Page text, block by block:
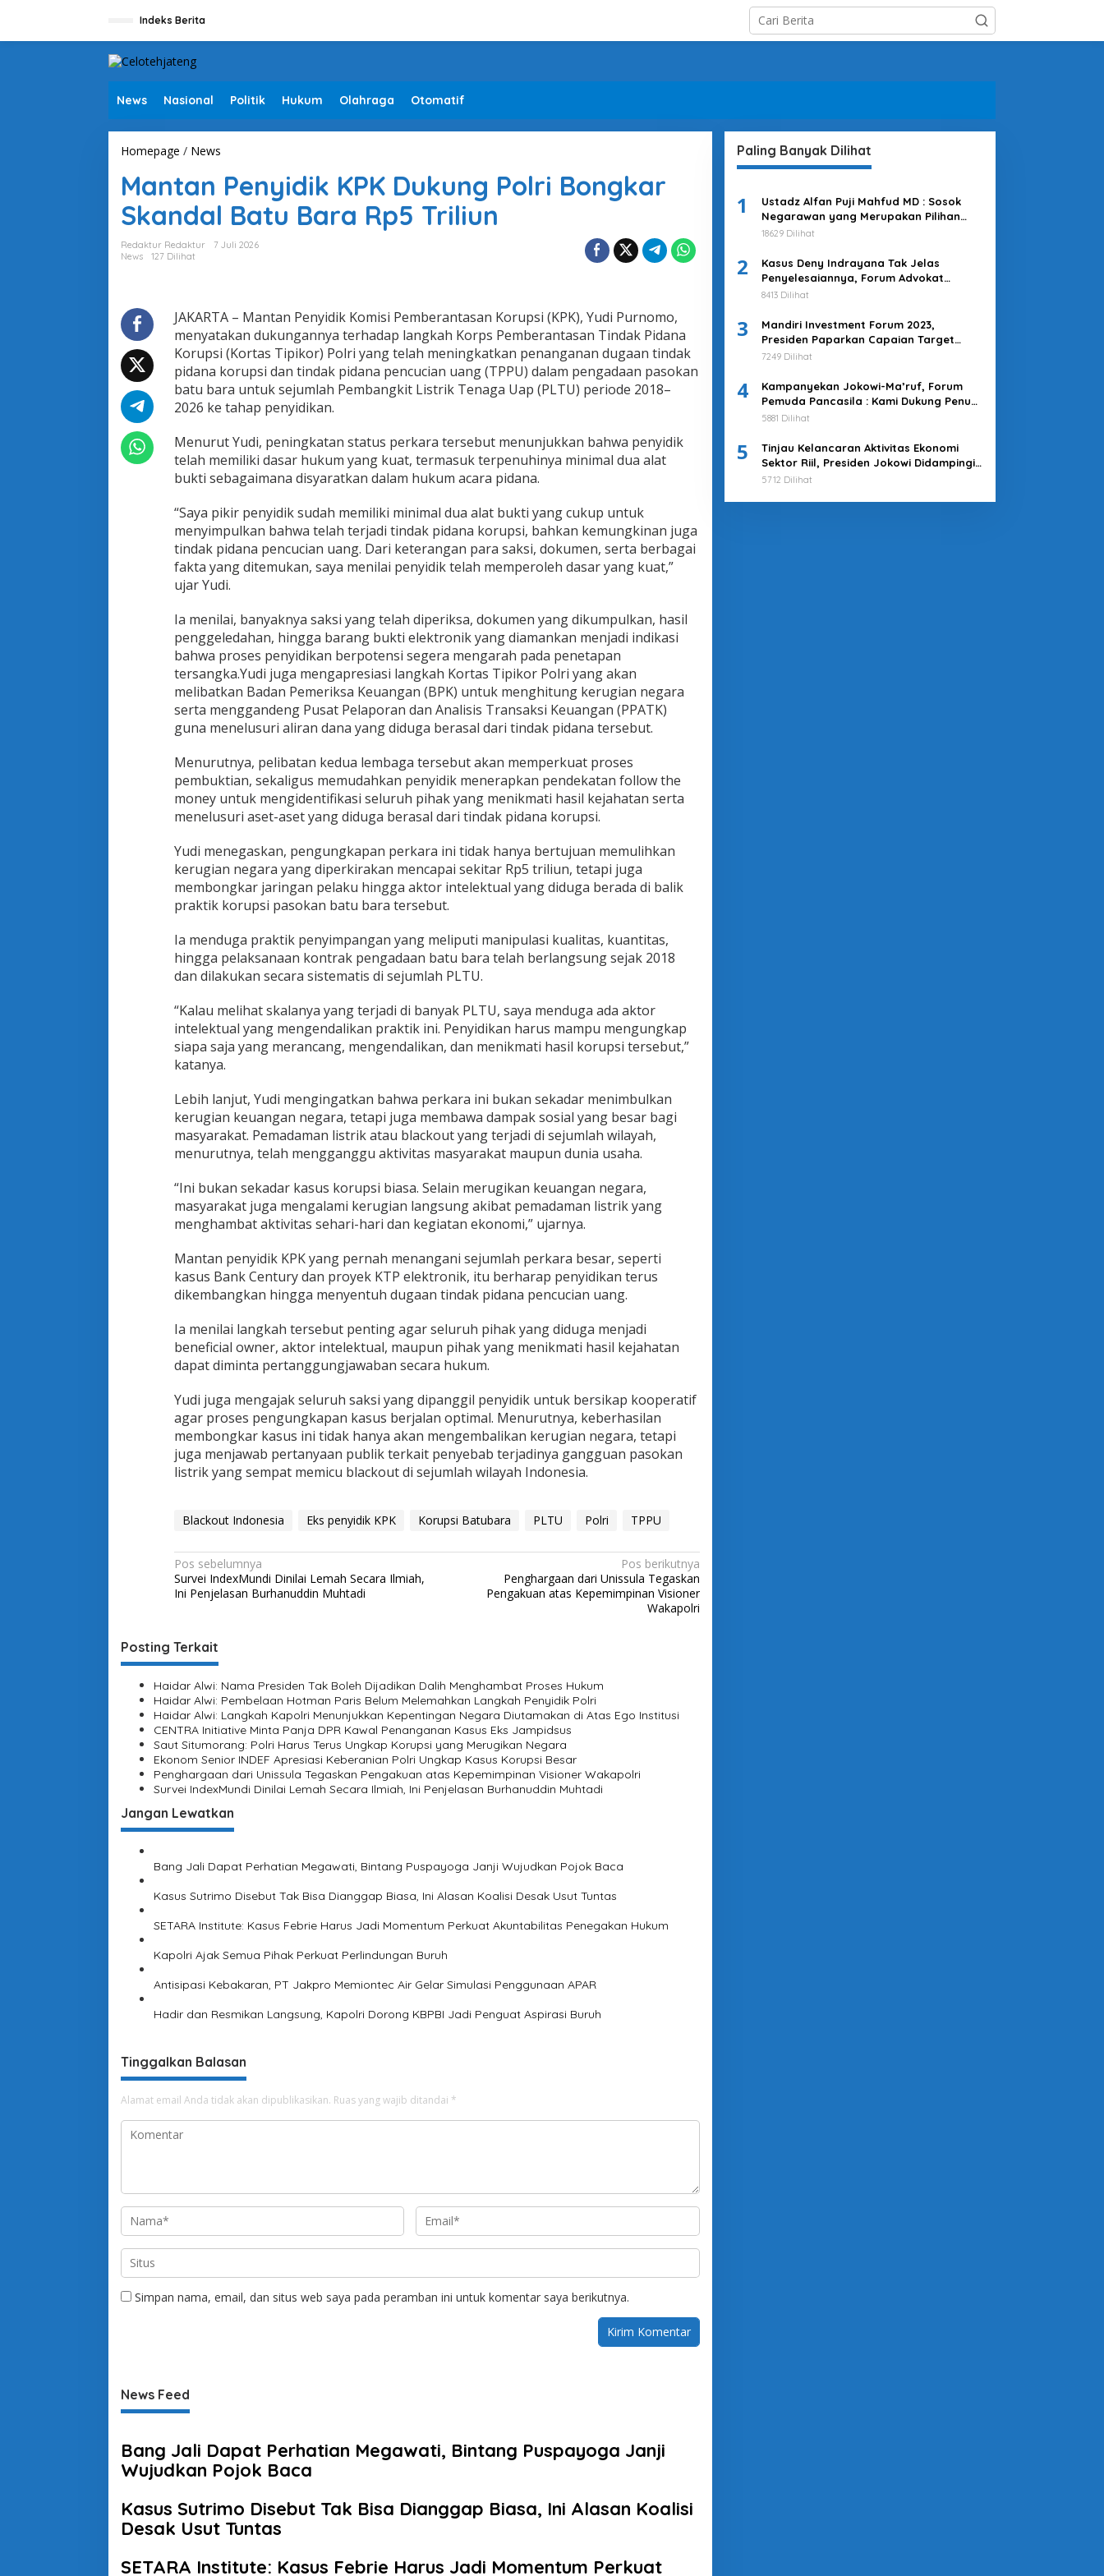
Indeks Berita
News Nasional Politik Hukum Olahraga Otomatif
Homepage / News
n
P
d
k
K
P
K
D
u
u
n
g
o
l
r
i
B
o
n
k
a
r
S
k
a
n
d
l
B
a
t
u
a
r
a
R
p
T
r
i
l
u
n
Mantan Penyidik KPK Dukung Polri Bongkar
Skandal Batu Bara Rp5 Triliun
Redaktur Redaktur
7 Juli 2026
News
127 Dilihat
JAKARTA – Mantan Penyidik Komisi Pemberantasan Korupsi (KPK), Yudi Purnomo,
menyatakan dukungannya terhadap langkah Korps Pemberantasan Tindak Pidana
Korupsi (Kortas Tipikor) Polri yang telah meningkatkan penanganan dugaan tindak
pidana korupsi dan tindak pidana pencucian uang (TPPU) dalam pengadaan pasokan
batu bara untuk sejumlah Pembangkit Listrik Tenaga Uap (PLTU) periode 2018–
2026 ke tahap penyidikan.
Menurut Yudi, peningkatan status perkara tersebut menunjukkan bahwa penyidik
telah memiliki dasar hukum yang kuat, termasuk terpenuhinya minimal dua alat
bukti sebagaimana disyaratkan dalam hukum acara pidana.
“Saya pikir penyidik sudah memiliki minimal dua alat bukti yang cukup untuk
menyimpulkan bahwa telah terjadi tindak pidana korupsi, bahkan kemungkinan juga
tindak pidana pencucian uang. Dari keterangan para saksi, dokumen, serta berbagai
fakta yang ditemukan, saya menilai penyidik telah memperoleh dasar yang kuat,”
ujar Yudi.
Ia menilai, banyaknya saksi yang telah diperiksa, dokumen yang dikumpulkan, hasil
penggeledahan, hingga barang bukti elektronik yang diamankan menjadi indikasi
bahwa proses penyidikan berpotensi segera mengarah pada penetapan
tersangka.Yudi juga mengapresiasi langkah Kortas Tipikor Polri yang akan
melibatkan Badan Pemeriksa Keuangan (BPK) untuk menghitung kerugian negara
serta menggandeng Pusat Pelaporan dan Analisis Transaksi Keuangan (PPATK)
guna menelusuri aliran dana yang diduga berasal dari tindak pidana tersebut.
Menurutnya, pelibatan kedua lembaga tersebut akan memperkuat proses
pembuktian, sekaligus memudahkan penyidik menerapkan pendekatan follow the
money untuk mengidentifikasi seluruh pihak yang menikmati hasil kejahatan serta
menelusuri aset-aset yang diduga berasal dari tindak pidana korupsi.
Yudi menegaskan, pengungkapan perkara ini tidak hanya bertujuan memulihkan
kerugian negara yang diperkirakan mencapai sekitar Rp5 triliun, tetapi juga
membongkar jaringan pelaku hingga aktor intelektual yang diduga berada di balik
praktik korupsi pasokan batu bara tersebut.
Ia menduga praktik penyimpangan yang meliputi manipulasi kualitas, kuantitas,
hingga pelaksanaan kontrak pengadaan batu bara telah berlangsung sejak 2018
dan dilakukan secara sistematis di sejumlah PLTU.
“Kalau melihat skalanya yang terjadi di banyak PLTU, saya menduga ada aktor
intelektual yang mengendalikan praktik ini. Penyidikan harus mampu mengungkap
siapa saja yang merancang, mengendalikan, dan menikmati hasil korupsi tersebut,”
katanya.
Lebih lanjut, Yudi mengingatkan bahwa perkara ini bukan sekadar menimbulkan
kerugian keuangan negara, tetapi juga membawa dampak sosial yang besar bagi
masyarakat. Pemadaman listrik atau blackout yang terjadi di sejumlah wilayah,
menurutnya, telah mengganggu aktivitas masyarakat maupun dunia usaha.
“Ini bukan sekadar kasus korupsi biasa. Selain merugikan keuangan negara,
masyarakat juga mengalami kerugian langsung akibat pemadaman listrik yang
menghambat aktivitas sehari-hari dan kegiatan ekonomi,” ujarnya.
Mantan penyidik KPK yang pernah menangani sejumlah perkara besar, seperti
kasus Bank Century dan proyek KTP elektronik, itu berharap penyidikan terus
dikembangkan hingga menyentuh dugaan tindak pidana pencucian uang.
Ia menilai langkah tersebut penting agar seluruh pihak yang diduga menjadi
beneficial owner, aktor intelektual, maupun pihak yang menikmati hasil kejahatan
dapat diminta pertanggungjawaban secara hukum.
Yudi juga mengajak seluruh saksi yang dipanggil penyidik untuk bersikap kooperatif
agar proses pengungkapan kasus berjalan optimal. Menurutnya, keberhasilan
membongkar kasus ini tidak hanya akan mengembalikan kerugian negara, tetapi
juga menjawab pertanyaan publik terkait penyebab terjadinya gangguan pasokan
listrik yang sempat memicu blackout di sejumlah wilayah Indonesia.
Blackout Indonesia Eks penyidik KPK Korupsi Batubara PLTU Polri TPPU
N
a
i
g
a
s
i
p
o
s
Pos sebelumnya
Survei IndexMundi Dinilai Lemah Secara Ilmiah,
Ini Penjelasan Burhanuddin Muhtadi
Pos berikutnya
Penghargaan dari Unissula Tegaskan
Pengakuan atas Kepemimpinan Visioner
Wakapolri
Posting Terkait
Haidar Alwi: Nama Presiden Tak Boleh Dijadikan Dalih Menghambat Proses Hukum
Haidar Alwi: Pembelaan Hotman Paris Belum Melemahkan Langkah Penyidik Polri
Haidar Alwi: Langkah Kapolri Menunjukkan Kepentingan Negara Diutamakan di Atas Ego Institusi
CENTRA Initiative Minta Panja DPR Kawal Penanganan Kasus Eks Jampidsus
Saut Situmorang: Polri Harus Terus Ungkap Korupsi yang Merugikan Negara
Ekonom Senior INDEF Apresiasi Keberanian Polri Ungkap Kasus Korupsi Besar
Penghargaan dari Unissula Tegaskan Pengakuan atas Kepemimpinan Visioner Wakapolri
Survei IndexMundi Dinilai Lemah Secara Ilmiah, Ini Penjelasan Burhanuddin Muhtadi
Jangan Lewatkan
Bang Jali Dapat Perhatian Megawati, Bintang Puspayoga Janji Wujudkan Pojok Baca
Kasus Sutrimo Disebut Tak Bisa Dianggap Biasa, Ini Alasan Koalisi Desak Usut Tuntas
SETARA Institute: Kasus Febrie Harus Jadi Momentum Perkuat Akuntabilitas Penegakan Hukum
Kapolri Ajak Semua Pihak Perkuat Perlindungan Buruh
Antisipasi Kebakaran, PT Jakpro Memiontec Air Gelar Simulasi Penggunaan APAR
Hadir dan Resmikan Langsung, Kapolri Dorong KBPBI Jadi Penguat Aspirasi Buruh
Tinggalkan Balasan
Alamat email Anda tidak akan dipublikasikan. Ruas yang wajib ditandai *
Simpan nama, email, dan situs web saya pada peramban ini untuk komentar saya berikutnya.
News Feed
Bang Jali Dapat Perhatian Megawati, Bintang Puspayoga Janji
Wujudkan Pojok Baca
Kasus Sutrimo Disebut Tak Bisa Dianggap Biasa, Ini Alasan Koalisi
Desak Usut Tuntas
SETARA Institute: Kasus Febrie Harus Jadi Momentum Perkuat
Paling Banyak Dilihat
1
Ustadz Alfan Puji Mahfud MD : Sosok
Negarawan yang Merupakan Pilihan
Tepat
18629 Dilihat
2
Kasus Deny Indrayana Tak Jelas
Penyelesaiannya, Forum Advokat
Pengawal Demokrasi : Ayo Segera
8413 Dilihat
3
Mandiri Investment Forum 2023,
Presiden Paparkan Capaian Target
Investasi Indonesia
7249 Dilihat
4
Kampanyekan Jokowi-Ma’ruf, Forum
Pemuda Pancasila : Kami Dukung Penuh
Untuk Memimpin di 2019-2024
5881 Dilihat
5
Tinjau Kelancaran Aktivitas Ekonomi
Sektor Riil, Presiden Jokowi Didampingi
Pj Gubernur Heru Kunjungi Pasar Tanah
5712 Dilihat